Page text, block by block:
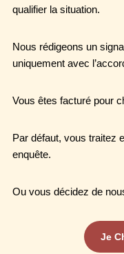
qualifier la situation.
Nous rédigeons un
uniquement avec
Vous êtes facturé pour
Par défaut, vous traitez
enquête.
Ou vous décidez de
Je